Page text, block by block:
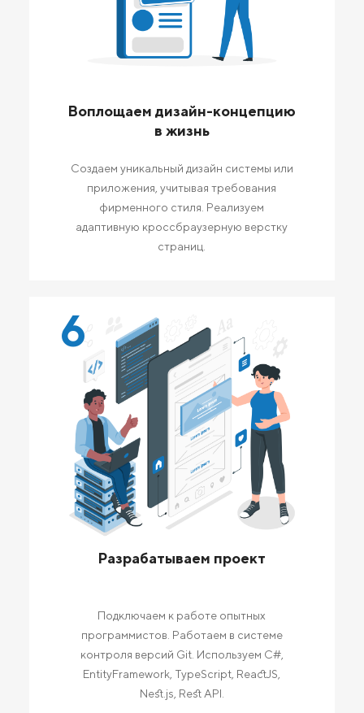
Воплощаем дизайн-концепцию
в жизнь
Создаем уникальный дизайн системы или
приложения, учитывая требования
фирменного стиля. Реализуем
адаптивную кроссбраузерную верстку
страниц.
6
Разрабатываем проект
Подключаем к работе опытных
программистов. Работаем в системе
контроля версий Git. Используем C#,
EntityFramework, TypeScript, ReactJS,
Nest.js, Rest API.